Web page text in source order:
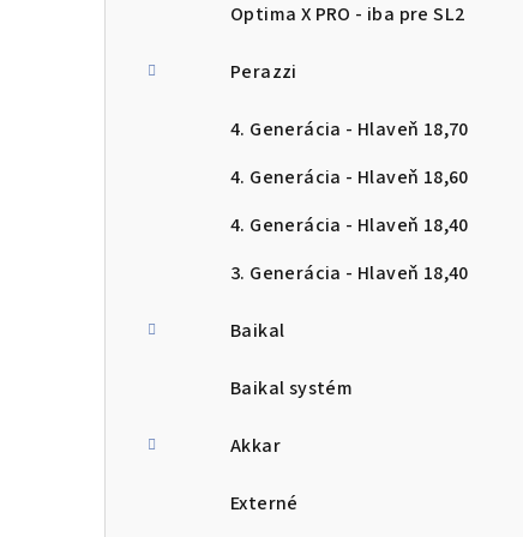
Optima X PRO - iba pre SL2
Perazzi
4. Generácia - Hlaveň 18,70
4. Generácia - Hlaveň 18,60
4. Generácia - Hlaveň 18,40
3. Generácia - Hlaveň 18,40
Baikal
Baikal systém
Akkar
Externé